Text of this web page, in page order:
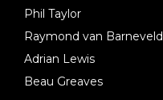
Phil Taylor
Raymond van Barneveld
Adrian Lewis
Beau Greaves